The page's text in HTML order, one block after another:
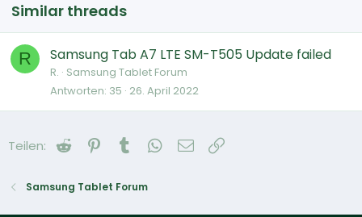
Similar threads
R Samsung Tab A7 LTE SM-T505 Update failed
R. Samsung Tablet Forum
Antworten 35 26. April 2022
Teilen: Reddit Pinterest
Tumblr WhatsApp
E-Mail
Samsung Tablet Forum